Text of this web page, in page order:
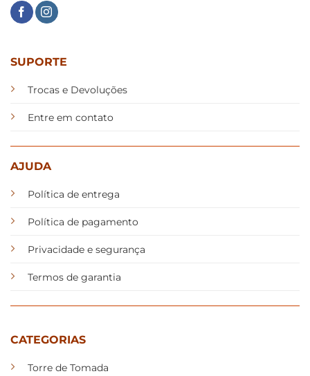
SUPORTE
Trocas e Devoluções
Entre em contato
AJUDA
Política de entrega
Política de pagamento
Privacidade e segurança
Termos de garantia
CATEGORIAS
Torre de Tomada